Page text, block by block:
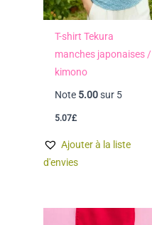
T-shirt Tekura
manches japonaises /
kimono
Note 5.00sur 5
5.07£
Ajouter à la liste
d'envies